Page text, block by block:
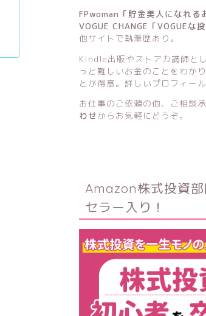
FPwoman「貯金美人になれる
VOGUE CHANGE「VOGUEな投
他サイトで執筆歴あり。
Kindle出版や ストアカ講師 と
っと難しいお金のことをわか
とが得意。詳しいプロフィー
お仕事のご依頼の他、ご相談承
わせからお気軽にどうぞ。
Amazon株式投資
セラー入り！